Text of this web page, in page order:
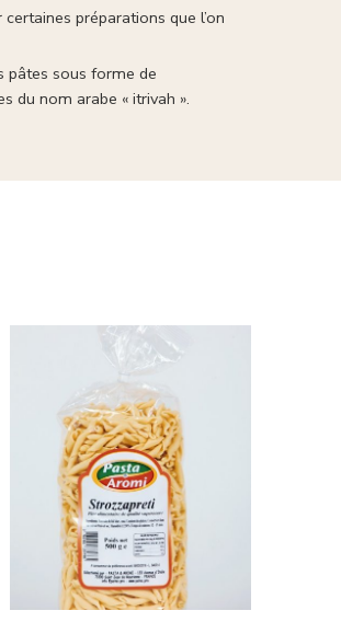
préparations que l’on
pâtes sous forme de
du nom arabe « itrivah ».